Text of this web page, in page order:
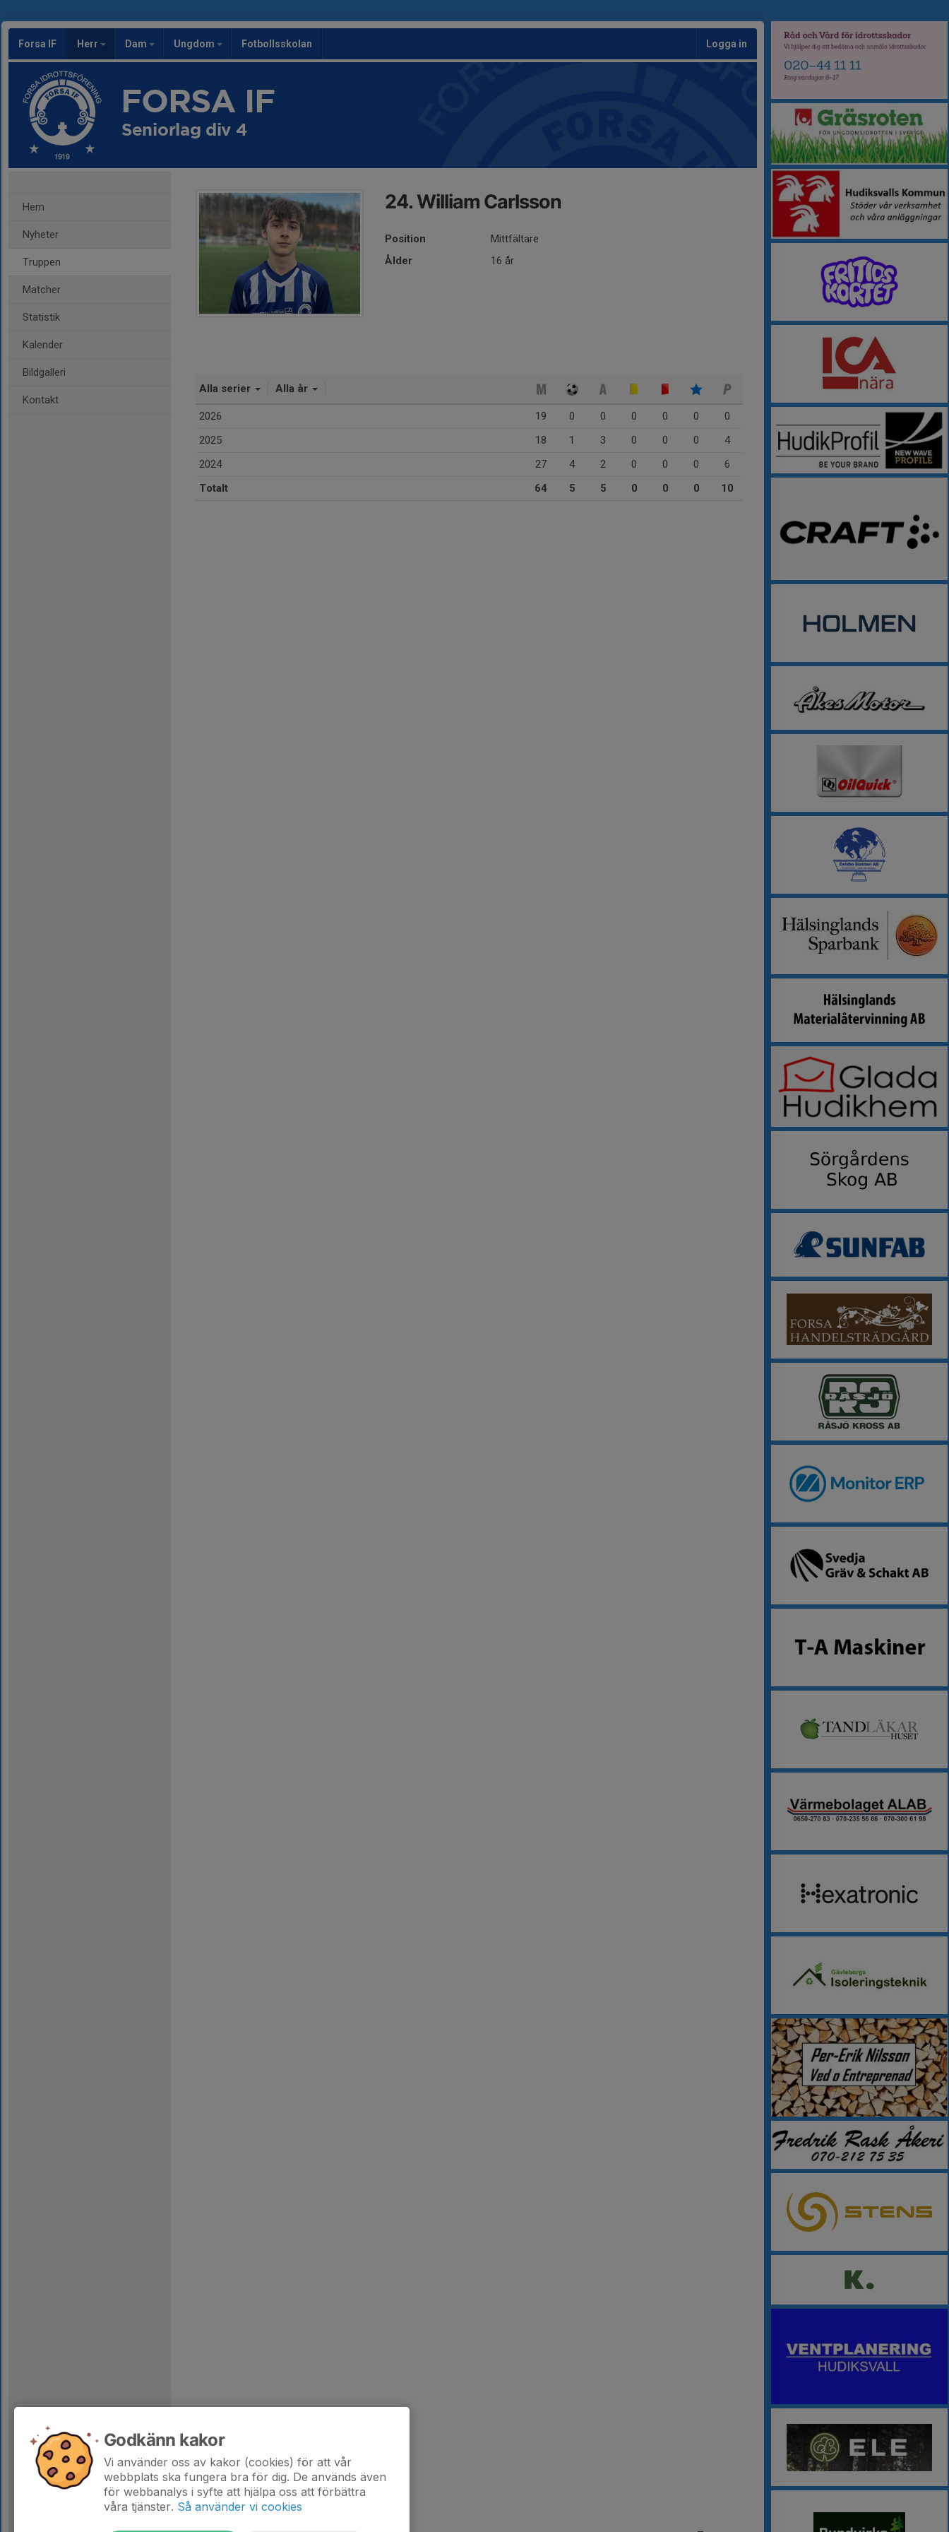
Forsa IF Herr Dam Ungdom Fotbollsskolan Logga in
FORSA IF
Seniorlag div 4
Hem
Nyheter
Truppen
Matcher
Statistik
Kalender
Bildgalleri
Kontakt
24. William Carlsson
Position
Mittfältare
Ålder
16 år
Alla serier Alla år
2026 19 0 0 0 0 0
0
2025
18 1 3 0 0 0
4
2024
27 4 2 0 0 0
6
Totalt
64 5 5 0 0 0 10
Godkänn kakor
Vi använder oss av kakor (cookies) för att vår
webbplats ska fungera bra för dig. De används även
för webbanalys i syfte att hjälpa oss att förbättra
våra tjänster. Så använder vi cookies